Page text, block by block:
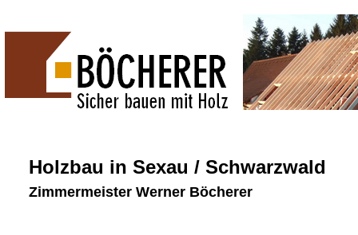
Holzbau in Sexau / Schwarzwald
Zimmermeister Werner Böcherer